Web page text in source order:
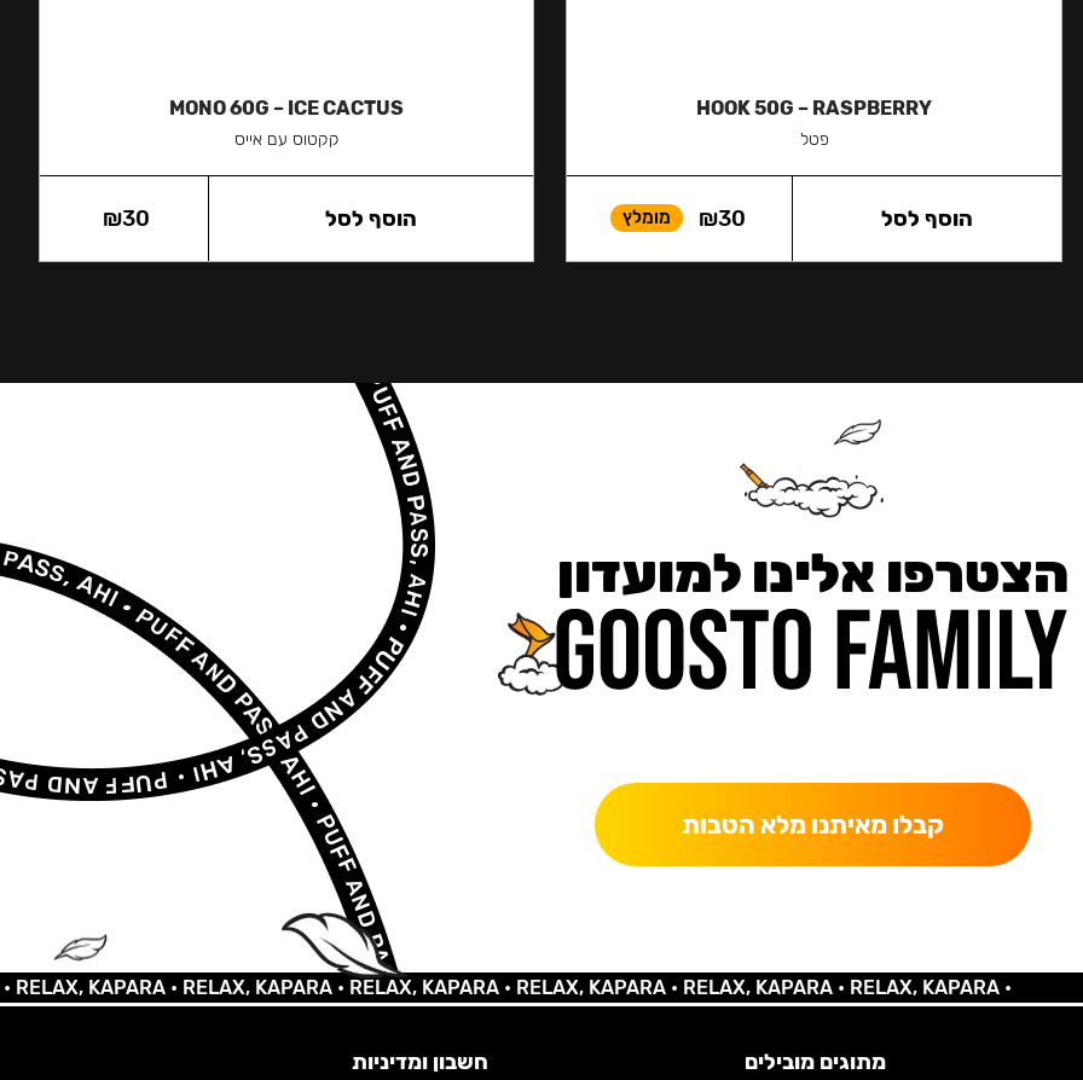
HOOK 50G – RASPBERRY
פטל
₪30 מומלץ הוסף לסל
MONO 60G – ICE CACTUS
קקטוס עם אייס
₪30 הוסף לסל
הצטרפו אלינו למועדון
קבלו מאיתנו מלא הטבות
KAPARA •RELAX, KAPARA •RELAX, KAPARA •RELAX, KAPARA •RELAX, KAPARA •RELAX, KAPARA •
מתוגים מובילים חשבון ומדיניות